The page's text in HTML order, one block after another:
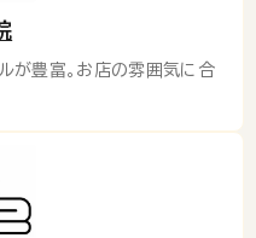
が豊富。お店の雰囲気に合